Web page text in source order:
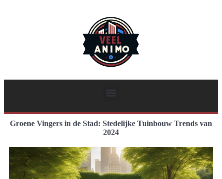
Groene Vingers in de Stad: Stedelijke Tuinbouw Trends van
2024